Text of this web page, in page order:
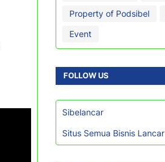
Property of Podsibel
Event
FOLLOW US
Sibelancar
Situs Semua Bisnis Lancar